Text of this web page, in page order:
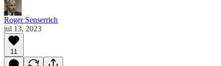
Roger Senserrich
jul 13, 2023
11